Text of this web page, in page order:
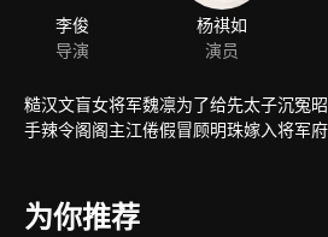
李俊
导演
杨祺如
演员
糙汉文盲女将军魏凛为了给先太子沉冤
手辣令阁阁主江倦假冒顾明珠嫁入将军
为你推荐